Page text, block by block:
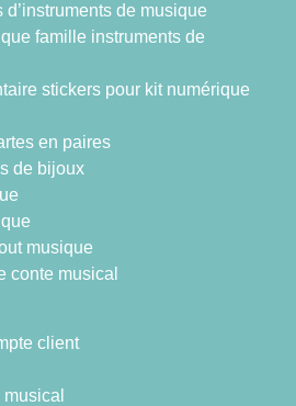
de musique
famille instruments de
stickers pour kit numérique
en paires
de bijoux
musique
conte musical
client